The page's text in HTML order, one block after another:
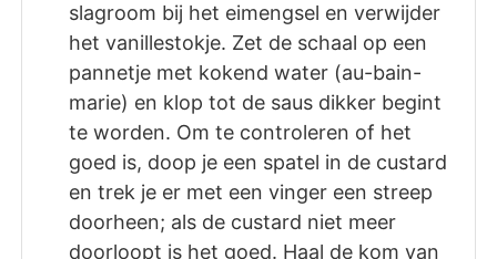
slagroom bij het eimengsel en verwijder
het vanillestokje. Zet de schaal op een
pannetje met kokend water (au-bain-
marie) en klop tot de saus dikker begint
te worden. Om te controleren of het
goed is, doop je een spatel in de custard
en trek je er met een vinger een streep
doorheen; als de custard niet meer
doorloopt is het goed. Haal de kom van